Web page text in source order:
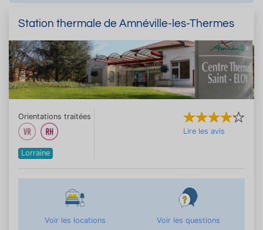
Station thermale de Amnéville-les-Thermes
Orientations traitées
Lorraine
Lire les avis
Voir les locations Voir les questions